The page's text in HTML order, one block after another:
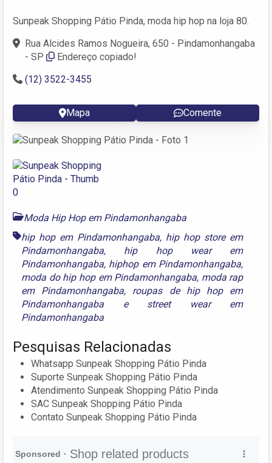
Sunpeak Shopping Pátio Pinda, moda hip hop na loja 80.
Rua Alcides Ramos Nogueira, 650 - Pindamonhangaba
- SP
Endereço copiado!
(12) 3522-3455
Mapa Comente
Moda Hip Hop em Pindamonhangaba
hip hop em Pindamonhangaba, hip hop store em
Pindamonhangaba, hip hop wear em
Pindamonhangaba, hiphop em Pindamonhangaba,
moda do hip hop em Pindamonhangaba, moda rap
em Pindamonhangaba, roupas de hip hop em
Pindamonhangaba e street wear em
Pindamonhangaba
Pesquisas Relacionadas
Whatsapp Sunpeak Shopping Pátio Pinda
Suporte Sunpeak Shopping Pátio Pinda
Atendimento Sunpeak Shopping Pátio Pinda
SAC Sunpeak Shopping Pátio Pinda
Contato Sunpeak Shopping Pátio Pinda